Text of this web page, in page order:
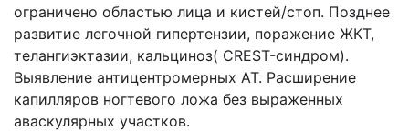
ограничено областью лица и кистей/стоп. Позднее
развитие легочной гипертензии, поражение ЖКТ,
телангиэктазии, кальциноз( CREST-синдром).
Выявление антицентромерных АТ. Расширение
капилляров ногтевого ложа без выраженных
аваскулярных участков.